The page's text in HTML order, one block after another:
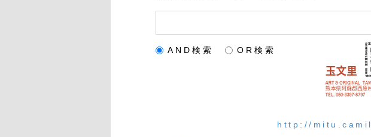
AND検索 OR検索
http://